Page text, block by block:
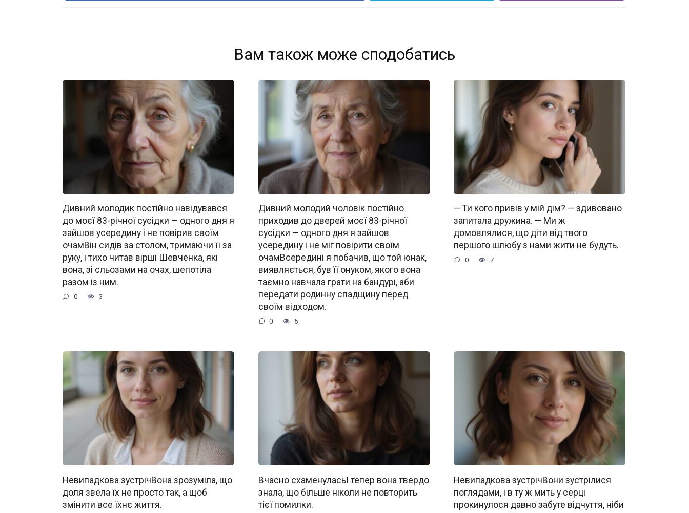
Вам також може сподобатись
Дивний молодик постійно навідувався
до моєї 83-річної сусідки — одного дня я
зайшов усередину і не повірив своїм
очамВін сидів за столом, тримаючи її за
руку, і тихо читав вірші Шевченка, які
вона, зі сльозами на очах, шепотіла
разом із ним.
0 3
Дивний молодий чоловік постійно
приходив до дверей моєї 83-річної
сусідки — одного дня я зайшов
усередину і не міг повірити своїм
очамВсередині я побачив, що той юнак,
виявляється, був її онуком, якого вона
таємно навчала грати на бандурі, аби
передати родинну спадщину перед
своїм відходом.
0 5
— Ти кого привів у мій дім? — здивовано
запитала дружина. — Ми ж
домовлялися, що діти від твого
першого шлюбу з нами жити не будуть.
0 7
Невипадкова зустрічВона зрозуміла, що
доля звела їх не просто так, а щоб
змінити все їхнє життя.
Вчасно схаменуласьІ тепер вона твердо
знала, що більше ніколи не повторить
тієї помилки.
Невипадкова зустрічВони зустрілися
поглядами, і в ту ж мить у серці
прокинулося давно забуте відчуття, ніби